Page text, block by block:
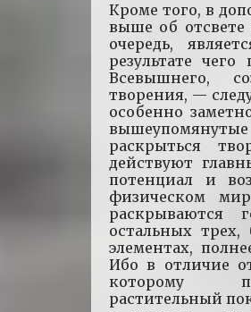
Кроме того, в
выше об отсвете
очередь,
результате чего
Всевышнего,
творения, —
особенно
раскрыться
действуют
потенциал и
физическом
раскрываются
остальных трех,
элементах,
Ибо в отличие
которому
растительный